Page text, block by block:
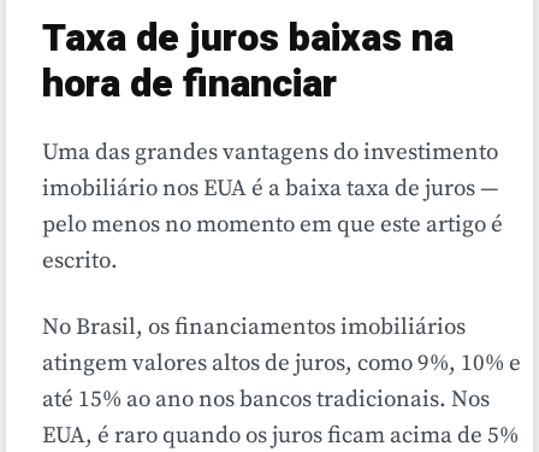
Taxa de juros baixas na
hora de financiar
Uma das grandes vantagens do investimento
imobiliário nos EUA é a baixa taxa de juros —
pelo menos no momento em que este artigo é
escrito.
No Brasil, os financiamentos imobiliários
atingem valores altos de juros, como 9%, 10% e
até 15% ao ano nos bancos tradicionais. Nos
EUA, é raro quando os juros ficam acima de 5%